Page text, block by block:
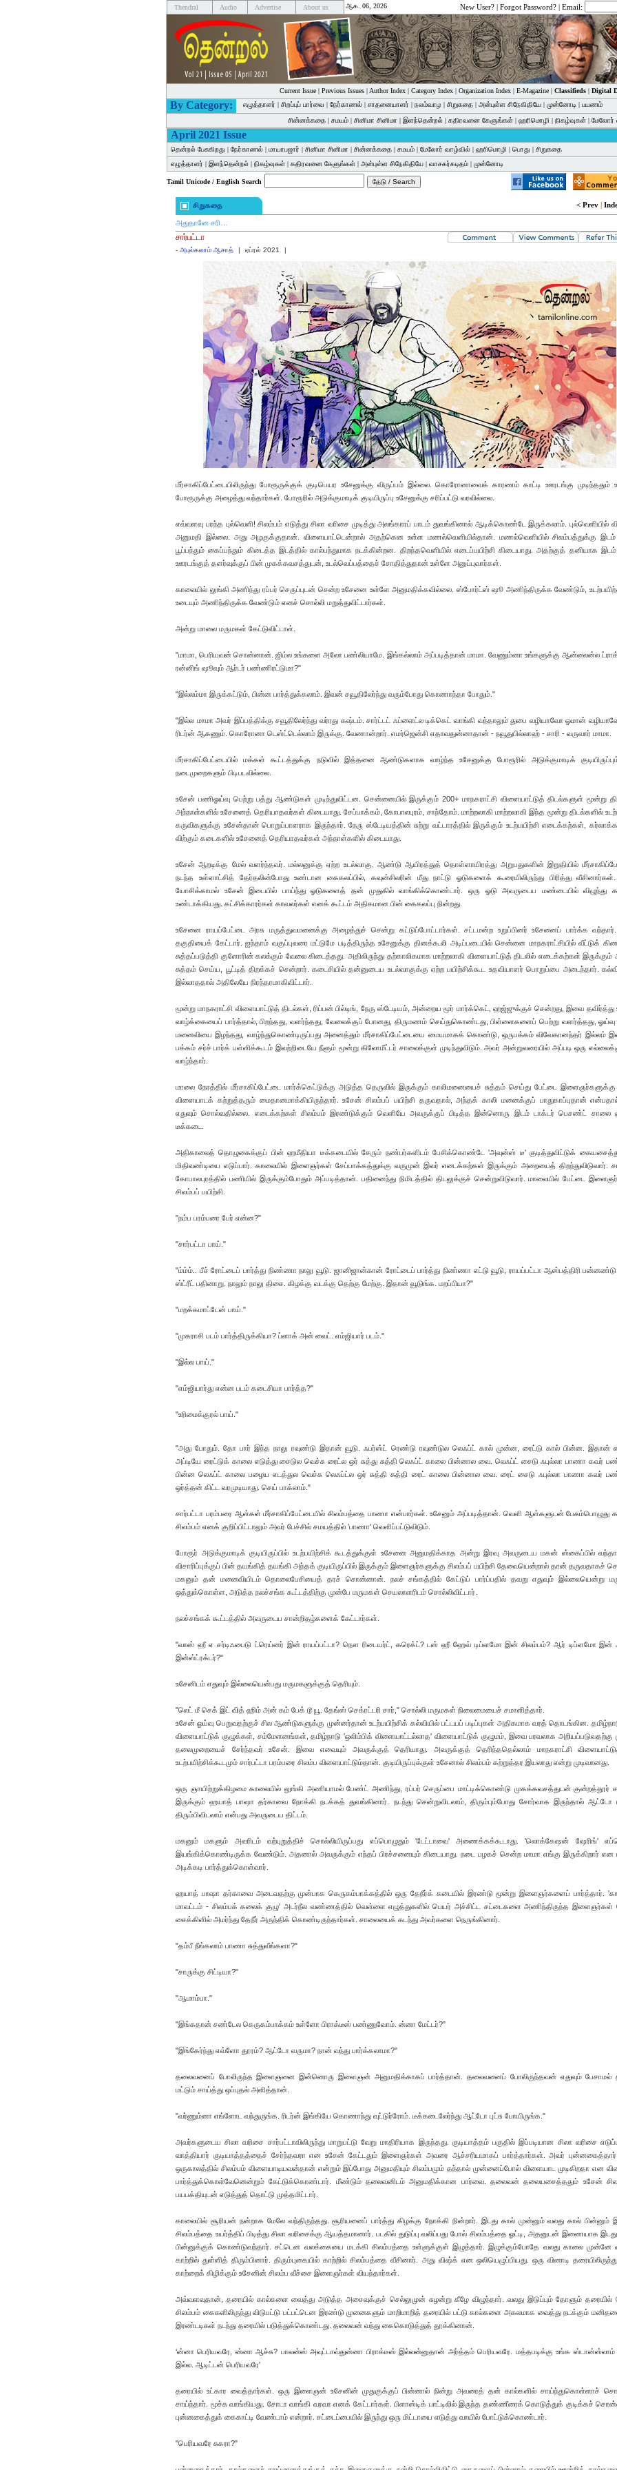
Thendral Audio Advertise About us ஆக. 06, 2026 New User? | Forgot Password? | Email:
Current Issue| Previous Issues| Author Index| Category Index| Organization Index| E-Magazine| Classifieds| Digital
By Category: எழுத்தாளர் | சிறப்புப் பார்வை | நேர்காணல் | சாதனையாளர் | நலம்வாழ | சிறுகதை | அன்புள்ள சிநேகிதியே | முன்னோடி | பயணம்
சின்னக்கதை | சமயம் | சினிமா சினிமா | இளந்தென்றல் | கதிரவனை கேளுங்கள் | ஹரிமொழி | நிகழ்வுகள் | மேலோர்
April 2021 Issue
தென்றல் பேசுகிறது | நேர்காணல் | மாயாபஜார் | சினிமா சினிமா | சின்னக்கதை | சமயம் | மேலோர் வாழ்வில் | ஹரிமொழி | பொது | சிறுகதை
எழுத்தாளர் | இளந்தென்றல் | நிகழ்வுகள் | கதிரவனை கேளுங்கள் | அன்புள்ள சிநேகிதியே | வாசகர்கடிதம் | முன்னோடி
Tamil Unicode / English Search
சிறுகதை < Prev |
அதுதானே சரி…
சார்பட்டா
- அபுல்கலாம் ஆசாத் | ஏப்ரல் 2021 |
மீர்சாகிப்பேட்டையிலிருந்து போரூருக்குக் குடிபெயர உசேனுக்கு விருப்பம் இல்லை. கொரோனாவைக் காரணம் காட்டி ஊரடங்கு முடிந்ததும்
போரூருக்கு அழைத்து வந்தார்கள். போரூரில் அடுக்குமாடிக் குடியிருப்பு உசேனுக்கு சரிப்பட்டு வரவில்லை.
எவ்வளவு பரந்த புல்வெளி! சிலம்பம் எடுத்து சிலா வரிசை முடித்து அலங்காரப் பாடம் துவங்கினால் ஆடிக்கொண்டே இருக்கலாம். புல்வெளியில்
அனுமதி இல்லை. அது அழகுக்குதான். விளையாட்டென்றால் அதற்கென உள்ள மணல்வெளியில்தான். மணல்வெளியில் சிலம்பத்துக்கு
பூப்பந்தும் கைப்பந்தும் கிடைத்த இடத்தில் கால்பந்துமாக நடக்கின்றன. திறந்தவெளியில் எடைப்பயிற்சி கிடையாது. அதற்குத் தனியாக இடம்
ஊரடங்குத் தளர்வுக்குப் பின் முகக்கவசத்துடன், உடல்வெப்பத்தைச் சோதித்துதான் உள்ளே அனுப்புவார்கள்.
காலையில் லுங்கி அணிந்து ரப்பர் செருப்புடன் சென்ற உசேனை உள்ளே அனுமதிக்கவில்லை. ஸ்போர்ட்ஸ் ஷூ அணிந்திருக்க வேண்டும்,
உடையும் அணிந்திருக்க வேண்டும் எனச் சொல்லி மறுத்துவிட்டார்கள்.
அன்று மாலை மருமகள் கேட்டுவிட்டாள்.
"மாமா, பெரியவன் சொன்னான். ஜிம்ல உங்களை அலோ பண்லியாமே. இங்கல்லாம் அப்படித்தான் மாமா. வேணும்னா உங்களுக்கு ஆன்லைன்ல ட்ராக்
ரன்னிங் ஷூவும் ஆர்டர் பண்ணிரட்டுமா?"
"இல்லம்மா இருக்கட்டும், பின்ன பார்த்துக்கலாம். இவன் சவூதிலேர்ந்து வரும்போது கொணாந்தா போதும்."
"இல்ல மாமா அவர் இப்பத்திக்கு சவூதிலேர்ந்து வர்ரது கஷ்டம். சார்ட்டட் ஃப்ளைட்ல டிக்கெட் வாங்கி வந்தாலும் துபை வழியாவோ ஓமான்
ரிடர்ன் ஆகணும். கொரோனா டெஸ்ட்டெல்லாம் இருக்கு. வேணான்றார். எமர்ஜென்சி எதாவதுன்னாதான் - நவூதுபில்லாஹ் - சாரி - வருவார் மாமா.
மீர்சாகிப்பேட்டையில் மக்கள் கூட்டத்துக்கு நடுவில் இத்தனை ஆண்டுகளாக வாழ்ந்த உசேனுக்கு போரூரில் அடுக்குமாடிக்
நடைமுறைகளும் பிடிபடவில்லை.
உசேன் பணிஓய்வு பெற்று பத்து ஆண்டுகள் முடிந்துவிட்டன. சென்னையில் இருக்கும் 200+ மாநகராட்சி விளையாட்டுத் திடல்களுள் மூன்று
அந்நாள்களில் உசேனைத் தெரியாதவர்கள் கிடையாது. சேப்பாக்கம், கோபாலபுரம், சாந்தோம். மாற்றலாகி மாற்றலாகி இந்த மூன்று திடல்களில்
கருவிகளுக்கு உசேன்தான் பொறுப்பாளராக இருந்தார். நேரு ஸ்டேடியத்தின் சுற்று வட்டாரத்தில் இருக்கும் உடற்பயிற்சி எடைக்கற்கள்,
விற்கும் கடைகளில் உசேனைத் தெரியாதவர்கள் அந்நாள்களில் கிடையாது.
உசேன் ஆறடிக்கு மேல் வளர்ந்தவர். மல்லனுக்கு ஏற்ற உடல்வாகு. ஆண்டு ஆயிரத்துத் தொள்ளாயிரத்து அறுபதுகளின் இறுதியில்
நடந்த உள்ளாட்சித் தேர்தலின்போது உண்டான கைகலப்பில், கவுன்சிலரின் மீது நாட்டு ஓடுகளைக் கூரையிலிருந்து பிரித்து வீசினார்கள்.
யோசிக்காமல் உசேன் இடையில் பாய்ந்து ஓடுகளைத் தன் முதுகில் வாங்கிக்கொண்டார். ஒரு ஓடு அவருடைய மண்டையில் விழுந்து
உண்டாக்கியது. கட்சிக்காரர்கள் காவலர்கள் எனக் கூட்டம் அதிகமான பின் கைகலப்பு நின்றது.
உசேனை ராயப்பேட்டை அரசு மருத்துவமனைக்கு அழைத்துச் சென்று கட்டுப்போட்டார்கள். சட்டமன்ற உறுப்பினர் உசேனைப் பார்க்க
தகுதியைக் கேட்டார். ஐந்தாம் வகுப்புவரை மட்டுமே படித்திருந்த உசேனுக்கு தினக்கூலி அடிப்படையில் சென்னை மாநகராட்சியில் வீட்டுக்
சுத்தப்படுத்தி குளோரின் கலக்கும் வேலை கிடைத்தது. அதிலிருந்து தற்காலிகமாக மாற்றலாகி விளையாட்டுத் திடலில் எடைக்கற்கள்
சுத்தம் செய்ய, பூட்டித் திறக்கச் சென்றார். கடைசியில் தன்னுடைய உடல்வாகுக்கு ஏற்ற பயிற்சிக்கூட உதவியாளர் பொறுப்பை அடைந்தார்.
இல்லாததால் அதிலேயே நிரந்தரமாகிவிட்டார்.
மூன்று மாநகராட்சி விளையாட்டுத் திடல்கள், ரிப்பன் பில்டிங், நேரு ஸ்டேடியம், அன்றைய மூர் மார்க்கெட், ஹஜ்ஜுக்குச் சென்றது, இவை
வாழ்க்கையைப் பார்த்தால், பிறந்தது, வளர்ந்தது, வேலைக்குப் போனது, திருமணம் செய்துகொண்டது, பிள்ளைகளைப் பெற்று வளர்த்தது, ஓய்வு
மனைவியை இழந்தது, வாழ்ந்துகொண்டிருப்பது அனைத்தும் மீர்சாகிப்பேட்டையை மையமாகக் கொண்டு, ஒருபக்கம் விவேகானந்தர் இல்லம்
பக்கம் சர்ச் பார்க் பள்ளிக்கூடம் இவற்றிடையே நீளும் மூன்று கிலோமீட்டர் சாலைக்குள் முடிந்துவிடும். அவர் அன்றுவரையில் அப்படி ஒரு
வாழ்ந்தார்.
மாலை நேரத்தில் மீர்சாகிப்பேட்டை மார்க்கெட்டுக்கு அடுத்த தெருவில் இருக்கும் காலிமனையைச் சுத்தம் செய்து பேட்டை இளைஞர்களுக்கு
விளையாடக் கற்றுத்தரும் மைதானமாக்கியிருந்தார். உசேன் சிலம்பப் பயிற்சி தருவதால், அந்தக் காலி மனைக்குப் பாதுகாப்புதான்
எதுவும் சொல்வதில்லை. எடைக்கற்கள் சிலம்பம் இரண்டுக்கும் வெளியே அவருக்குப் பிடித்த இன்னொரு இடம் டாக்டர் பெசண்ட் சாலை
டீக்கடை.
அதிகாலைத் தொழுகைக்குப் பின் ஹமீதியா டீக்கடையில் சேரும் நண்பர்களிடம் பேசிக்கொண்டே 'அவுன்ஸ் டீ' குடித்துவிட்டுக்
மிதிவண்டியை எடுப்பார். காலையில் இளைஞர்கள் சேப்பாக்கத்துக்கு வருமுன் இவர் எடைக்கற்கள் இருக்கும் அறையைத் திறந்துவிடுவார்.
கோபாலபுரத்தில் பணியில் இருக்கும்போதும் அப்படித்தான். பதினைந்து நிமிடத்தில் திடலுக்குச் சென்றுவிடுவார். மாலையில் பேட்டை
சிலம்பப் பயிற்சி.
"நம்ப பரம்பரை பேர் என்ன?"
"சார்பட்டா பாய்."
"ம்ம்ம்.. பீச் ரோட்டைப் பார்த்து நிண்ணா நாலு வூடு. ஜானிஜான்கான் ரோட்டைப் பார்த்து நிண்ணா எட்டு வூடு, ராயப்பட்டா ஆஸ்பத்திரி
ஸ்ட்ரீட் பதினாறு. நாலும் நாலு திசை. கிழக்கு வடக்கு தெற்கு மேற்கு. இதான் வூடுங்க. மறப்பியா?"
"மறக்கமாட்டேன் பாய்."
"முகராசி படம் பார்த்திருக்கியா? ப்ளாக் அன் வைட். எம்ஜியார் படம்."
"இல்ல பாய்."
"எம்ஜியார்து என்ன படம் கடைசியா பார்த்த?"
"உரிமைக்குரல் பாய்."
"அது போதும். தோ பார் இந்த நாலு ரவுண்டு இதான் வூடு. ஃபர்ஸ்ட் ரெண்டு ரவுண்டுல லெஃப்ட் கால் முன்ன, ரைட்டு கால் பின்ன. இதான்
அப்டியே ரைட்டுக் காலை எடுத்து சைடுல வெச்சு ரைட்ல ஒர் சுத்து சுத்தி லெஃப்ட் காலை பின்னால வை. லெஃப்ட் சைடு ஃபுல்லா பாணா கவர்
பின்ன லெஃப்ட் காலை பழைய எடத்துல வெச்சு லெஃப்ட்ல ஒர் சுத்தி சுத்தி ரைட் காலை பின்னால வை. ரைட் சைடு ஃபுல்லா பாணா கவர்
ஒர்த்தன் கிட்ட வரமுடியாது. செய் பாக்லாம்."
சார்பட்டா பரம்பரை ஆள்கள் மீர்சாகிப்பேட்டையில் சிலம்பத்தை பாணா என்பார்கள். உசேனும் அப்படித்தான். வெளி ஆள்களுடன் பேசும்பொழுது
சிலம்பம் எனக் குறிப்பிட்டாலும் அவர் பேச்சில் சமயத்தில் 'பாணா' வெளிப்பட்டுவிடும்.
போரூர் அடுக்குமாடிக் குடியிருப்பில் உடற்பயிற்சிக் கூடத்துக்குள் உசேனை அனுமதிக்காத அன்று இரவு அவருடைய மகன் ஸ்கைப்பில்
விசாரிப்புக்குப் பின் தயங்கித் தயங்கி அந்தக் குடியிருப்பில் இருக்கும் இளைஞர்களுக்கு சிலம்பப் பயிற்சி தேவையென்றால் தான் தருவதாகச்
மகனும் தன் மனைவியிடம் தொலைபேசியைத் தரச் சொன்னான். நலச் சங்கத்தில் கேட்டுப் பார்ப்பதில் தவறு எதுவும் இல்லையென்று
ஒத்துக்கொள்ள, அடுத்த நலச்சங்க கூட்டத்திற்கு முன்பே மருமகள் செயலாளரிடம் சொல்லிவிட்டார்.
நலச்சங்கக் கூட்டத்தில் அவருடைய சான்றிதழ்களைக் கேட்டார்கள்.
"வாஸ் ஹீ எ சர்டிஃபைடு ட்ரெய்னர் இன் ராயப்பட்டா? நௌ ரிடையர்ட், கரெக்ட்? டஸ் ஹீ ஹேவ் டிப்ளமோ இன் சிலம்பம்? ஆர் டிப்ளமோ இன்
இன்ஸ்ட்ரக்டர்?"
உசேனிடம் எதுவும் இல்லையென்பது மருமகளுக்குத் தெரியும்.
"லெட் மீ செக் இட் வித் ஹிம் அன் கம் பேக் டூ யூ. தேங்ஸ் செக்ரட்டரி சார்," சொல்லி மருமகள் நிலைமையைச் சமாளித்தார்.
உசேன் ஓய்வு பெறுவதற்குச் சில ஆண்டுகளுக்கு முன்னர்தான் உடற்பயிற்சிக் கல்வியில் பட்டயப் படிப்புகள் அதிகமாக வரத் தொடங்கின.
விளையாட்டுக் குழுக்கள், சம்மேளனங்கள், தமிழ்நாடு 'ஒலிம்பிக் விளையாட்டல்லாத' விளையாட்டுக் குழுமம், இவை பரவலாக அறியப்படுவதற்கு
தலைமுறையைச் சேர்ந்தவர் உசேன். இவை எவையும் அவருக்குத் தெரியாது. அவருக்குத் தெரிந்ததெல்லாம் மாநகராட்சி
உடற்பயிற்சிக்கூடமும் சார்பட்டா பரம்பரை சிலம்ப விளையாட்டும்தான். குடியிருப்புக்குள் உசேனால் சிலம்பம் கற்றுத்தர இயலாது என்று முடிவானது.
ஒரு ஞாயிற்றுக்கிழமை காலையில் லுங்கி அணியாமல் பேண்ட் அணிந்து, ரப்பர் செருப்பை மாட்டிக்கொண்டு முகக்கவசத்துடன் குன்றத்தூர்
இருக்கும் ஹயாத் பாஷா தர்காவை நோக்கி நடக்கத் துவங்கினார். நடந்து சென்றுவிடலாம், திரும்பும்போது சோர்வாக இருந்தால் ஆட்டோ
திரும்பிவிடலாம் என்பது அவருடைய திட்டம்.
மகனும் மகளும் அவரிடம் வற்புறுத்திச் சொல்லியிருப்பது எப்பொழுதும் 'டேட்டாவை' அணைக்கக்கூடாது. 'லொக்கேஷன் ஷேரிங்'
இயங்கிக்கொண்டிருக்க வேண்டும். அதனால் அவருக்கும் எந்தப் பிரச்சனையும் கிடையாது. நடை பழகச் சென்ற மாமா எங்கு இருக்கிறார் என
அடிக்கடி பார்த்துக்கொள்வார்.
ஹயாத் பாஷா தர்காவை அடைவதற்கு முன்பாக கெருகம்பாக்கத்தில் ஒரு தேநீர்க் கடையில் இரண்டு மூன்று இளைஞர்களைப் பார்த்தார்.
மாவட்டம் - சிலம்பக் கலைக் குழு' அடர்நீல வண்ணத்தில் வெள்ளை எழுத்துகளில் பெயர் அச்சிட்ட சட்டைகளை அணிந்திருந்த இளைஞர்கள்
சைக்கிளில் அமர்ந்து தேநீர் அருந்திக் கொண்டிருந்தார்கள். சாலையைக் கடந்து அவர்களை நெருங்கினார்.
"தம்பீ நீங்கலாம் பாணா சுத்துவீங்களா?"
"சாருக்கு சிட்டியா?"
"ஆமாம்பா."
"இங்கதான் சண்டேல கெருகம்பாக்கம் உள்ளோ பிராக்டீஸ் பண்ணுவோம். ன்னா மேட்டர்?"
"இங்கேர்ந்து எவ்ளோ தூரம்? ஆட்டோ வருமா? நான் வந்து பார்க்கலாமா?"
தலைவனைப் போலிருந்த இளைஞனை இன்னொரு இளைஞன் அனுமதிக்காகப் பார்த்தான். தலைவனைப் போலிருந்தவன் எதுவும் பேசாமல்
மட்டும் சாய்த்து ஒப்புதல் அளித்தான்.
"வர்ணும்னா எங்ளோட வந்துருங்க. ரிடர்ன் இங்கியே கொணாந்து வுட்டுர்ரோம். டீக்கடைலேர்ந்து ஆட்டோ புட்சு போயிருங்க."
அவர்களுடைய சிலா வரிசை சார்பட்டாவிலிருந்து மாறுபட்டு வேறு மாதிரியாக இருந்தது. குடியாத்தம் பகுதில் இப்படியான சிலா வரிசை
வாத்தியார் குடியாத்தத்தைச் சேர்ந்தவரா என உசேன் கேட்டதும் இளைஞர்கள் அவரை ஆச்சரியமாகப் பார்த்தார்கள். அவர்
ஒருகாலத்தில் சிலம்பம் விளையாடியவன்தான் என்றும் இப்போது அனுமதியும் சிலம்பமும் தந்தால் முன்னைப்போல் விளையாட முடிகிறதா என
பார்த்துக்கொள்வேனென்றும் கேட்டுக்கொண்டார். மீண்டும் தலைவனிடம் அனுமதிக்கான பார்வை. தலைவன் தலையசைத்ததும் உசேன்
பயபக்தியுடன் எடுத்துத் தொட்டு முத்தமிட்டார்.
காலையில் சூரியன் நன்றாக மேலே வந்திருந்தது. சூரியனைப் பார்த்து கிழக்கு நோக்கி நின்றார். இடது கால் முன்னும் வலது கால் பின்னும்
சிலம்பத்தை உயர்த்திப் பிடித்து சிலா வரிசைக்கு ஆயத்தமானார். படகில் துடுப்பு வலிப்பது போல் சிலம்பத்தை ஓட்டி, அதனுடன் இணையாக
பின்னுக்குக் கொண்டுவந்தார். சட்டென வலக்கையை மடக்கி சிலம்பத்தை உள்ளுக்குள் இழுத்தார். இழுக்கும்போதே வலது காலை முன்னே
காற்றில் துள்ளித் திரும்பினார். திரும்புகையில் காற்றில் சிலம்பத்தை வீசினார். அது விஷ்க் என ஒலியெழுப்பியது. ஒரு வினாடி
காற்றைக் கிழிக்கும் உசேனின் சிலம்ப வீச்சை இளைஞர்கள் வியந்தார்கள்.
அவ்வளவுதான், தரையில் கால்களை வைத்து அடுத்த அசைவுக்குச் செல்லுமுன் சுழன்று கீழே விழுந்தார். வலது இடுப்பும் தோளும் தரையில்
சிலம்பம் கைகளிலிருந்து விடுபட்டு பட்பட்டென இரண்டு முனைகளும் மாறிமாறித் தரையில் பட்டு கால்களை அகலமாக வைத்து நடக்கும்
இரண்டடிகள் நடந்து தரையில் படுத்துக்கொண்டது. தலைவன் வந்து கைகொடுத்துத் தூக்கினான்.
‘ன்னா பெரியவரே, ன்னா ஆச்சு? பாலன்ஸ் அவுட்டாவ்துன்னா பிராக்டீஸ் இல்லன்னுதான் அர்த்தம் பெரியவரே. மத்தபடிக்கு உங்க
இல்ல. ஆடிட்டன் பெரியவரே'
தரையில் உட்கார வைத்தார்கள். ஒரு இளைஞன் உசேனின் முதுகுக்குப் பின்னால் நின்று அவரைத் தன் கால்களில் சாய்ந்துகொள்ளாச்
சாய்ந்தார். மூச்சு வாங்கியது. சோடா வாங்கி வரவா எனக் கேட்டார்கள். பிளாஸ்டிக் பாட்டிலில் இருந்த தண்ணீரைக் கொடுத்துக் குடிக்கச்
புன்னகைத்துக் கைகாட்டி வேண்டாம் என்றார். சட்டைப்பையில் இருந்து ஒரு மிட்டாயை எடுத்து வாயில் போட்டுக்கொண்டார்.
"பெரியவரே சுகரா?"